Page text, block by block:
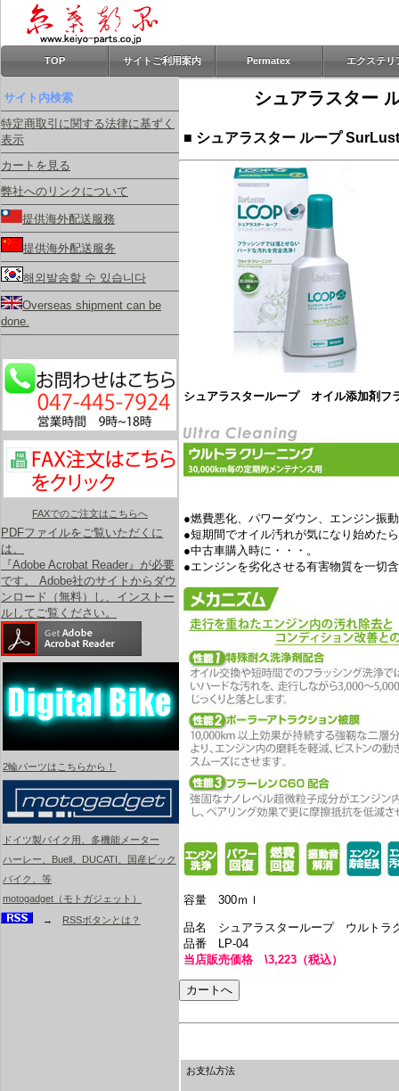
TOP サイトご利用案内 Permatex エクステリ
サイト内検索
特定商取引に関する法律に基ずく
表示
カートを見る
弊社へのリンクについて
提供海外配送服務
提供海外配送服务
해외발송할 수 있습니다
Overseas shipment can be
done.
FAXでのご注文はこちらへ
PDFファイルをご覧いただくに
は、
『Adobe Acrobat Reader』が必要
です。 Adobe社のサイトからダウ
ンロード（無料）し、インストー
ルしてご覧ください。
2輪パーツはこちらから！
ドイツ製バイク用、多機能メーター
ハーレー、Buell、DUCATI、国産ビック
バイク、等
motogadget（モトガジェット）
→ RSSボタンとは？
シュアラスター
■ シュアラスター ループ
シュアラスターループ オイル添加剤フ
●燃費悪化、パワーダウン、エンジン振
●短期間でオイル汚れが気になり始めた
●中古車購入時に・・・。
●エンジンを劣化させる有害物質を一切
容量 300ｍｌ
品名 シュアラスターループ ウルトラ
品番 LP-04
当店販売価格 \3,223（税込）
お支払方法